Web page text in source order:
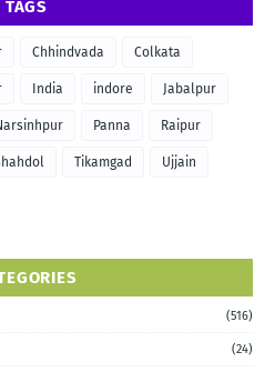
TAGS
Chhindvada Colkata
India indore Jabalpur
Panna Raipur
Tikamgad Ujjain
(516)
(24)